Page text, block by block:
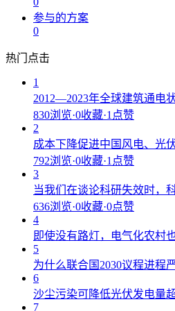
参与的方案
0
热门点击
1
2012—2023年全球建筑通电
830浏览·0收藏·1点赞
2
成本下降促进中国风电、光
792浏览·0收藏·1点赞
3
当我们在谈论科研失效时，
636浏览·0收藏·0点赞
4
即使没有路灯，电气化农村
5
为什么联合国2030议程进程
6
沙尘污染可降低光伏发电量
7